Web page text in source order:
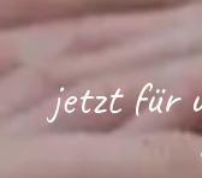
jetzt für